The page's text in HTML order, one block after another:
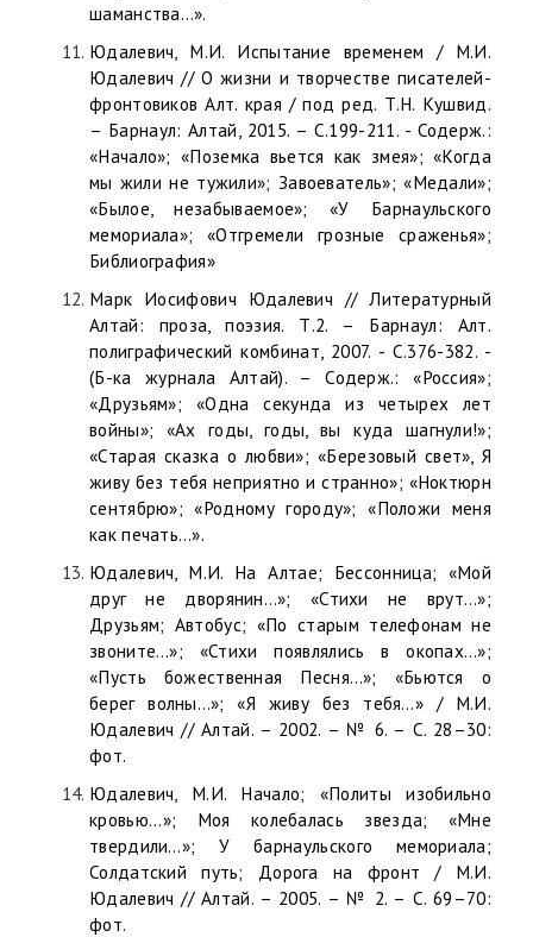
шаманства…».
Юдалевич, М.И. Испытание временем / М.И.
Юдалевич // О жизни и творчестве писателей-
фронтовиков Алт. края / под ред. Т.Н. Кушвид.
– Барнаул: Алтай, 2015. – С.199-211. - Содерж.:
«Начало»; «Поземка вьется как змея»; «Когда
мы жили не тужили»; Завоеватель»; «Медали»;
«Былое, незабываемое»; «У Барнаульского
мемориала»; «Отгремели грозные сраженья»;
Библиография»
Марк Иосифович Юдалевич // Литературный
Алтай: проза, поэзия. Т.2. – Барнаул: Алт.
полиграфический комбинат, 2007. - С.376-382. -
(Б-ка журнала Алтай). – Содерж.: «Россия»;
«Друзьям»; «Одна секунда из четырех лет
войны»; «Ах годы, годы, вы куда шагнули!»;
«Старая сказка о любви»; «Березовый свет», Я
живу без тебя неприятно и странно»; «Ноктюрн
сентябрю»; «Родному городу»; «Положи меня
как печать…».
Юдалевич, М.И. На Алтае; Бессонница; «Мой
друг не дворянин…»; «Стихи не врут…»;
Друзьям; Автобус; «По старым телефонам не
звоните…»; «Стихи появлялись в окопах…»;
«Пусть божественная Песня…»; «Бьются о
берег волны…»; «Я живу без тебя…» / М.И.
Юдалевич // Алтай. – 2002. – № 6. – C. 28–30:
фот.
Юдалевич, М.И. Начало; «Политы изобильно
кровью...»; Моя колебалась звезда; «Мне
твердили…»; У барнаульского мемориала;
Солдатский путь; Дорога на фронт / М.И.
Юдалевич // Алтай. – 2005. – № 2. – C. 69–70:
фот.